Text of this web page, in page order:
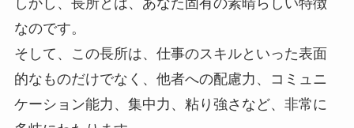
なのです。
そして、この長所は、仕事のスキルといった表面
的なものだけでなく、他者への配慮力、コミュニ
ケーション能力、集中力、粘り強さなど、非常に